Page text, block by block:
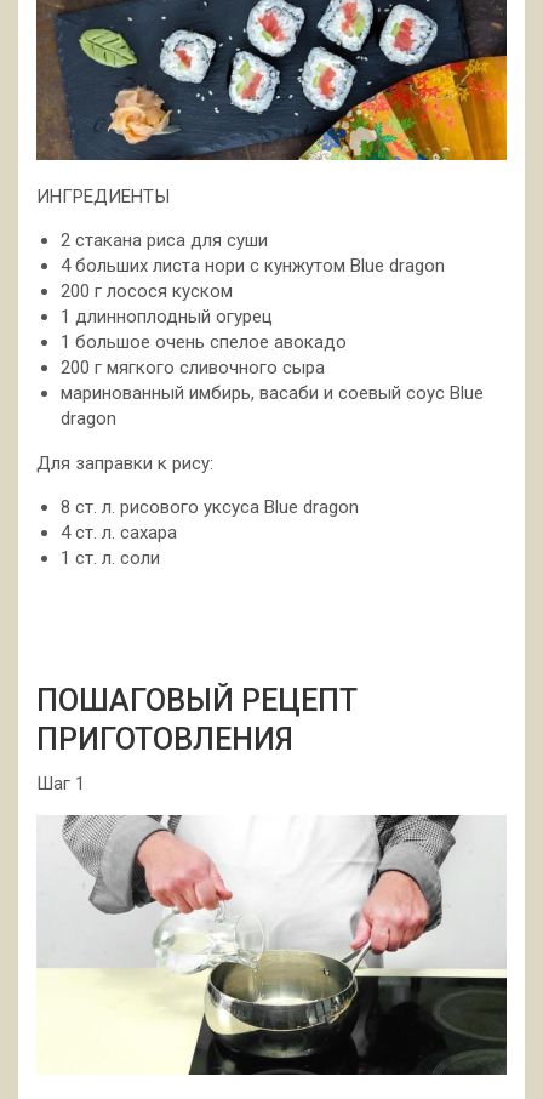
ИНГРЕДИЕНТЫ
2 стакана риса для суши
4 больших листа нори с кунжутом Blue dragon
200 г лосося куском
1 длинноплодный огурец
1 большое очень спелое авокадо
200 г мягкого сливочного сыра
маринованный имбирь, васаби и соевый соус Blue
dragon
Для заправки к рису:
8 ст. л. рисового уксуса Blue dragon
4 ст. л. сахара
1 ст. л. соли
ПОШАГОВЫЙ РЕЦЕПТ
ПРИГОТОВЛЕНИЯ
Шаг 1